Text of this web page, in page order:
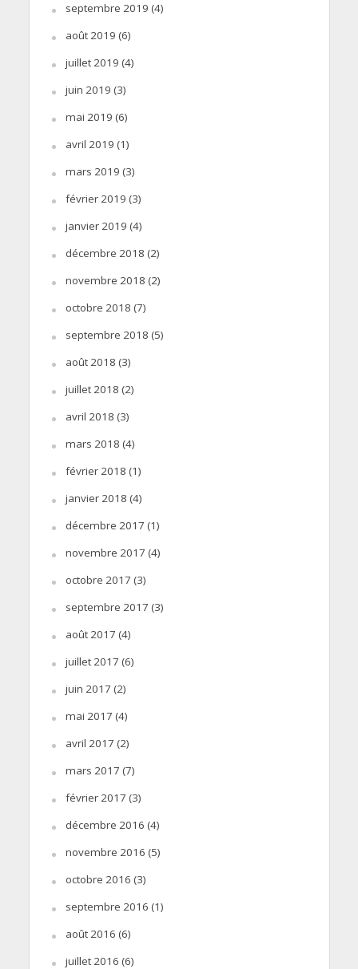
septembre 2019 (4)
août 2019 (6)
juillet 2019 (4)
juin 2019 (3)
mai 2019 (6)
avril 2019 (1)
mars 2019 (3)
février 2019 (3)
janvier 2019 (4)
décembre 2018 (2)
novembre 2018 (2)
octobre 2018 (7)
septembre 2018 (5)
août 2018 (3)
juillet 2018 (2)
avril 2018 (3)
mars 2018 (4)
février 2018 (1)
janvier 2018 (4)
décembre 2017 (1)
novembre 2017 (4)
octobre 2017 (3)
septembre 2017 (3)
août 2017 (4)
juillet 2017 (6)
juin 2017 (2)
mai 2017 (4)
avril 2017 (2)
mars 2017 (7)
février 2017 (3)
décembre 2016 (4)
novembre 2016 (5)
octobre 2016 (3)
septembre 2016 (1)
août 2016 (6)
juillet 2016 (6)